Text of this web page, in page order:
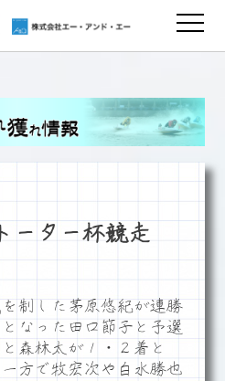
ーター杯競走
制した茅原悠紀が連勝
なった田口節子と予選
森林太が１・２着と
方で牧宏次や白水勝也